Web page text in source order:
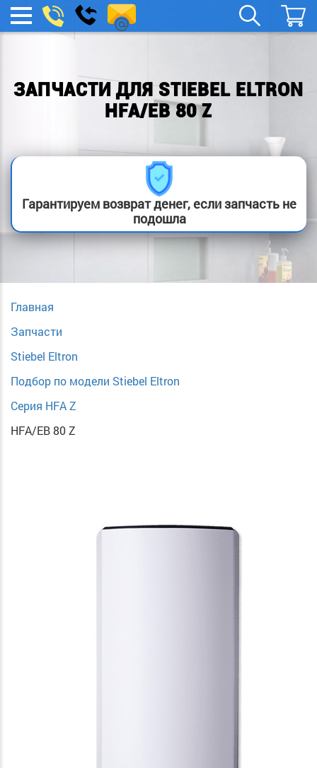
МЕНЮ
boylera@yandex.ru
Заказать
звонок
ЗАПЧАСТИ ДЛЯ STIEBEL ELTRON
HFA/EB 80 Z
Гарантируем возврат денег, если запчасть не
подошла
Главная
Запчасти
Stiebel Eltron
Подбор по модели Stiebel Eltron
Серия HFA Z
HFA/EB 80 Z